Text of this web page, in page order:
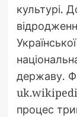
культурі.
державу.
процес